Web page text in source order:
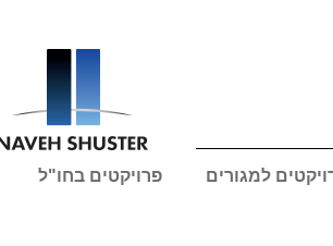
למגורים פרויקטים בחו"ל